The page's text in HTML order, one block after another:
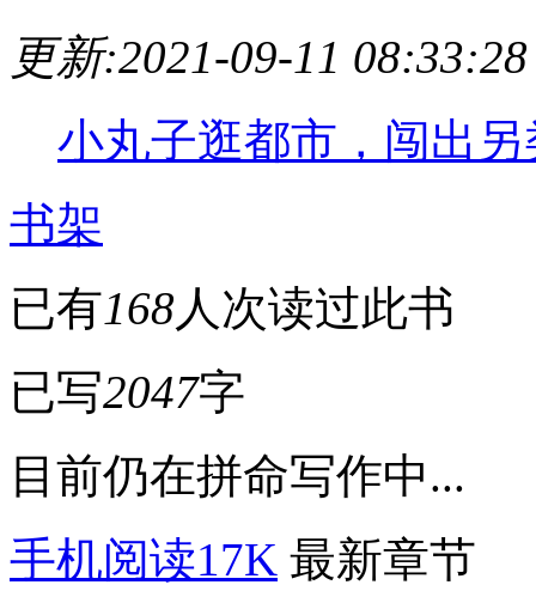
更新:2021-09-11 08:33:28
小丸子逛都市，闯出
书架
已有168人次读过此书
已写2047字
目前仍在拼命写作中...
手机阅读17K 最新章节